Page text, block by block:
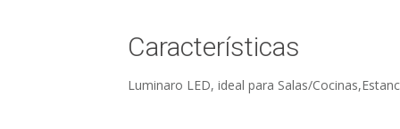
Características
Luminaro LED, ideal para Salas/